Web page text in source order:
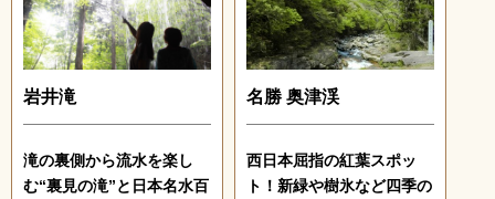
岩井滝
滝の裏側から流水を楽し
む“裏見の滝”と日本名水百
名勝 奥津渓
西日本屈指の紅葉スポッ
ト！新緑や樹氷など四季の